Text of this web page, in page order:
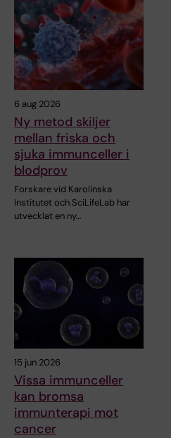
6 aug 2026
Ny metod skiljer
mellan friska och
sjuka immunceller i
blodprov
Forskare vid Karolinska
Institutet och SciLifeLab har
utvecklat en ny…
15 jun 2026
Vissa immunceller
kan bromsa
immunterapi mot
cancer